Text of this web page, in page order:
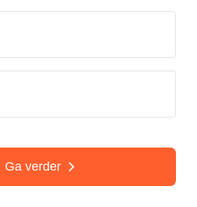
Ga verder